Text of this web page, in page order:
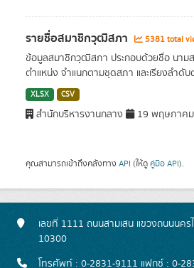
รายชื่อสมาชิกวุฒิสภา 5381 total
ข้อมูลสมาชิกวุฒิสภา ประกอบด้วยชื่อ นามส
ตำแหน่ง จำแนกตามชุดสภา และเรียงลำดั
XLSX CSV
สำนักบริหารงานกลาง 19 พฤษภาค
คุณสามารถเข้าถึงคลังทาง API (ให้ดู คู่มือ API).
เลขที่ 1111 ถนนสามเสน แขวงถนนนค
10300
โทรศัพท์ : 0-2831-9111 แฟกซ์ : 0-